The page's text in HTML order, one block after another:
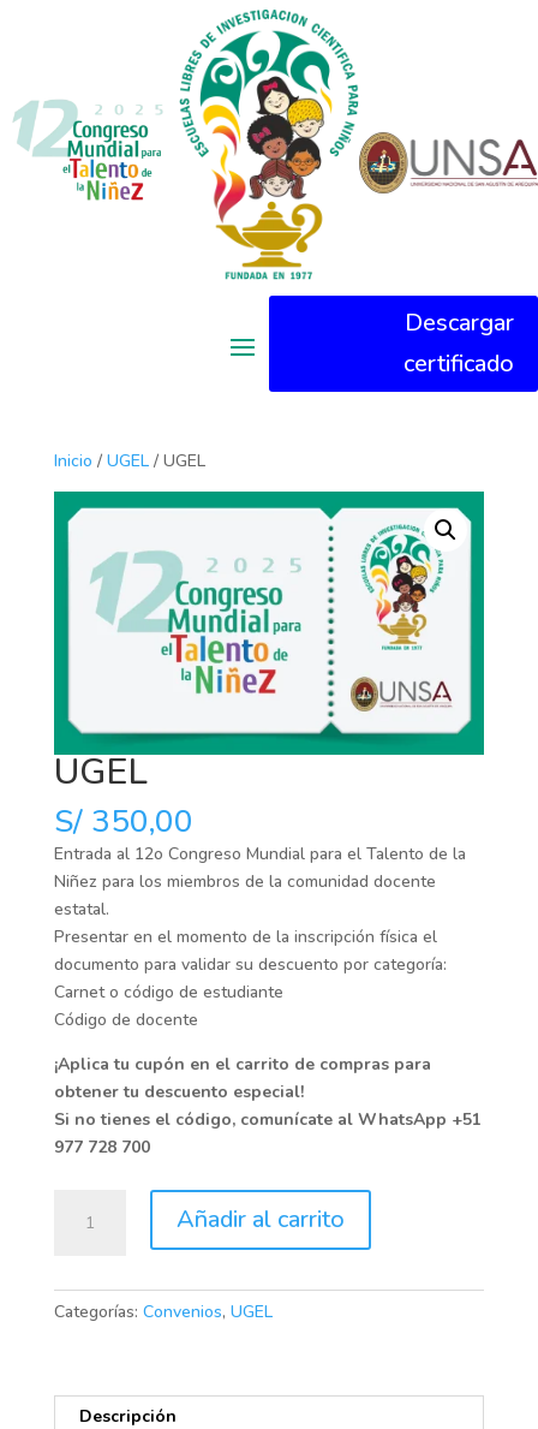
Descargar
certificado
Inicio / UGEL/ UGEL
UGEL
S/350,00
Entrada al 12o Congreso Mundial para el Talento de la
Niñez para los miembros de la comunidad docente
estatal.
Presentar en el momento de la inscripción física el
documento para validar su descuento por categoría:
Carnet o código de estudiante
Código de docente
¡Aplica tu cupón en el carrito de compras para
obtener tu descuento especial!
Si no tienes el código, comunícate al WhatsApp +51
977 728 700
cantidad
Añadir al carrito
Categorías: Convenios, UGEL
Descripción